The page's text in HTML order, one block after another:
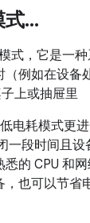
式...
式，它是一
例如在设备
上或抽屉里
电耗模式更
一段时间且设
的 CPU 和
也可以节省